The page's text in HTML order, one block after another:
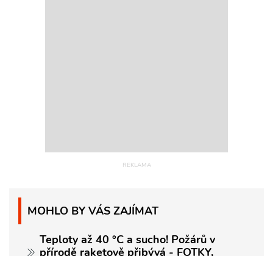
MOHLO BY VÁS ZAJÍMAT
Teploty až 40 °C a sucho! Požárů v
přírodě raketově přibývá - FOTKY,